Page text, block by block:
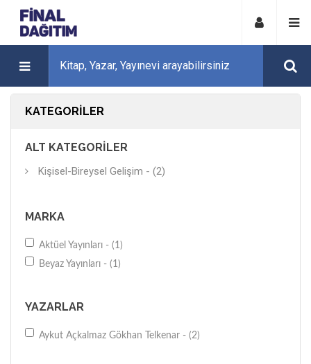
KATEGORILER
ALT KATEGORILER
Kişisel-Bireysel Gelişim - (2)
MARKA
Aktüel Yayınları - (1)
Beyaz Yayınları - (1)
YAZARLAR
Aykut Açkalmaz Gökhan Telkenar - (2)